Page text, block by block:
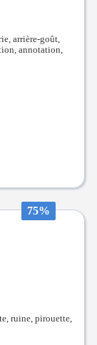
arrière-goût,
annotation,
75%
ruine, pirouette,